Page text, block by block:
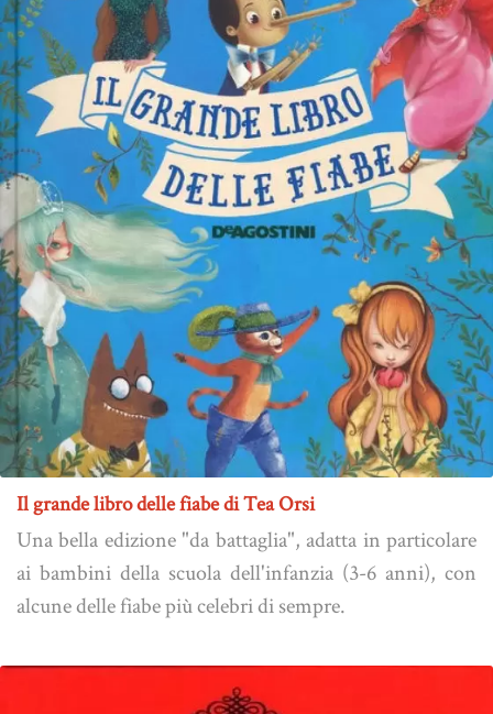
Il grande libro delle fiabe di Tea Orsi
Una bella edizione "da battaglia", adatta in particolare
ai bambini della scuola dell'infanzia (3-6 anni), con
alcune delle fiabe più celebri di sempre.